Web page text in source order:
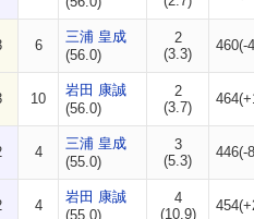
6
三浦 皇成
(56.0)
2
(3.3)
460(-
10
岩田 康誠
(56.0)
2
(3.7)
4
三浦 皇成
(55.0)
3
(5.3)
446(-
4
岩田 康誠
(55.0)
4
(10.9)